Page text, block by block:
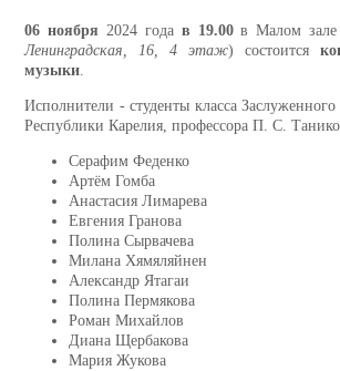
06 ноября 2024 года в 19.00в Малом зале
Ленинградская, 16, 4 этаж) состоится
музыки.
Исполнители - студенты класса Заслуженного
Республики Карелия, профессора П. С.
Серафим Феденко
Артём Гомба
Анастасия Лимарева
Евгения Гранова
Полина Сырвачева
Милана Хямяляйнен
Александр Ятагаи
Полина Пермякова
Роман Михайлов
Диана Щербакова
Мария Жукова